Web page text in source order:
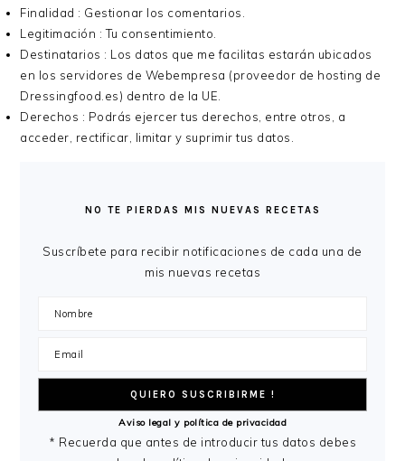
Finalidad : Gestionar los comentarios.
Legitimación : Tu consentimiento.
Destinatarios : Los datos que me facilitas estarán ubicados
en los servidores de Webempresa (proveedor de hosting de
Dressingfood.es) dentro de la UE.
Derechos : Podrás ejercer tus derechos, entre otros, a
acceder, rectificar, limitar y suprimir tus datos.
PRINCIPALNO TE PIERDAS MIS NUEVAS RECETAS
Suscríbete para recibir notificaciones de cada una de
mis nuevas recetas
Aviso legal y política de privacidad
* Recuerda que antes de introducir tus datos debes